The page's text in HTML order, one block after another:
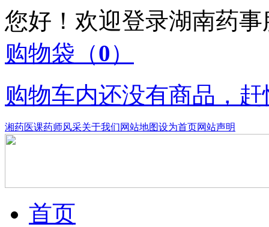
您好！欢迎登录湖南药
购物袋 （0）
购物车内还没有商品，
湘药医课药师风采关于我们网站地图设为首页网站声明
首页